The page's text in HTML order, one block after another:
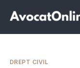
Înscrie-te ca
DREPT CIVIL